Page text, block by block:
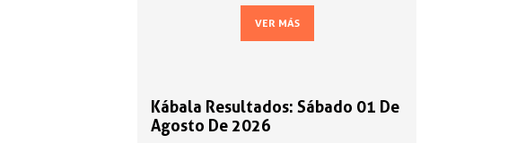
VER MÁS
Kábala Resultados: Sábado 01 De
Agosto De 2026